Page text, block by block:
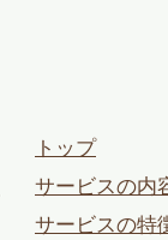
トップ
サービスの内
サービスの特